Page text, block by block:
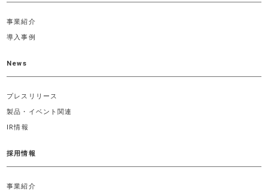
事業紹介
導入事例
News
プレスリリース
製品・イベント関連
IR情報
採用情報
事業紹介